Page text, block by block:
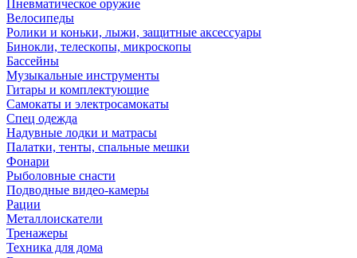
Пневматическое оружие
Велосипеды
Ролики и коньки, лыжи, защитные аксессуары
Бинокли, телескопы, микроскопы
Бассейны
Музыкальные инструменты
Гитары и комплектующие
Самокаты и электросамокаты
Спец одежда
Надувные лодки и матрасы
Палатки, тенты, спальные мешки
Фонари
Рыболовные снасти
Подводные видео-камеры
Рации
Металлоискатели
Тренажеры
Техника для дома